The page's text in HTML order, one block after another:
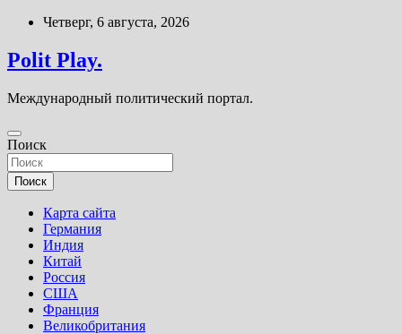
Перейти
содержимому
Четверг, 6 августа, 2026
Polit Play.
Международный политический портал.
Поиск
Поиск
Карта сайта
Германия
Индия
Китай
Россия
США
Франция
Великобритания